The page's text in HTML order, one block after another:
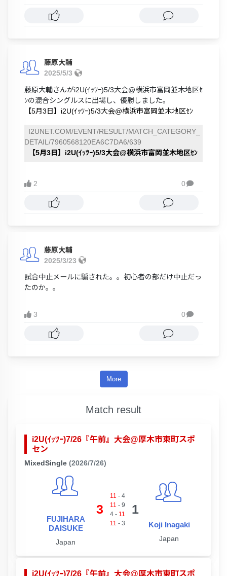
藤原大輔
2025/5/3
藤原大輔さんがi2U(ｲｯﾂｰ)5/3大会@横浜市富岡並木地区ｾ
ﾝの混合シングルスに出場し、優勝しました。
【5月3日】i2U(ｲｯﾂｰ)5/3大会@横浜市富岡並木地区ｾﾝ
I2UNET.COM/EVENT/RESULT/MATCH_CATEGORY_
DETAIL/7960568120EA6C7DA6/639
【5月3日】i2U(ｲｯﾂｰ)5/3大会@横浜市富岡並木地区ｾﾝ
2 0
藤原大輔
2025/3/23
試合中止メールに騙された。。初心者の部だけ中止だっ
たのか。。
3 0
More
Match result
i2U(ｲｯﾂｰ)7/26『午前』大会@厚木市東町スポ
セン
MixedSingle (2026/7/26)
FUJIHARA
DAISUKE
Japan
3
11 - 4
11 - 9
4- 11
11 - 3
1
Koji Inagaki
Japan
i2U(ｲｯﾂｰ)7/26『午前』大会@厚木市東町スポ